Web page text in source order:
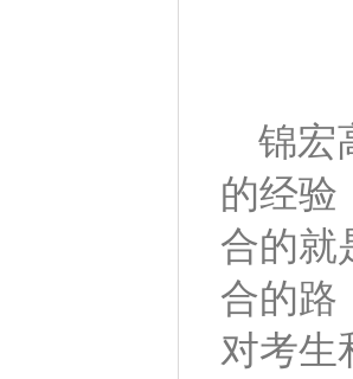
锦宏
的经验
合的就
合的路
对考生